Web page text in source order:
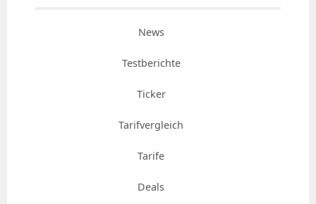
News
Testberichte
Ticker
Tarifvergleich
Tarife
Deals